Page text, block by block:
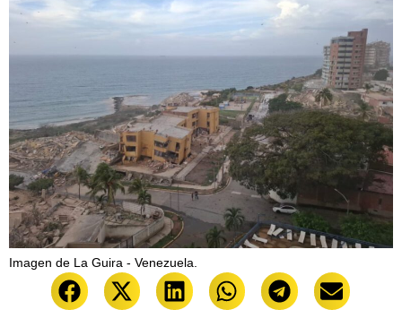
Imagen de La Guira - Venezuela.